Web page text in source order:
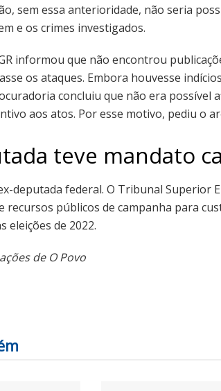
sem essa anterioridade, não seria
e os crimes investigados.
informou que não encontrou
os ataques. Embora houvesse
concluiu que não era possível
aos atos. Por esse motivo, pediu o
teve mandato
deputada federal. O Tribunal Superior
recursos públicos de campanha para
eleições de 2022.
de O Povo